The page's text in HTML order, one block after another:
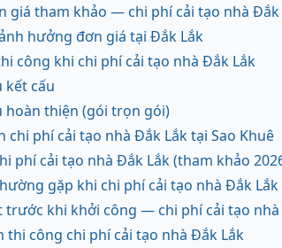
giá tham khảo — chi phí cải tạo nhà Đắk
hưởng đơn giá tại Đắk Lắk
công khi chi phí cải tạo nhà Đắk Lắk
kết cấu
hoàn thiện (gói trọn gói)
chi phí cải tạo nhà Đắk Lắk tại Sao Khuê
phí cải tạo nhà Đắk Lắk (tham khảo
gặp khi chi phí cải tạo nhà Đắk Lắk
trước khi khởi công — chi phí cải tạo
thi công chi phí cải tạo nhà Đắk Lắk